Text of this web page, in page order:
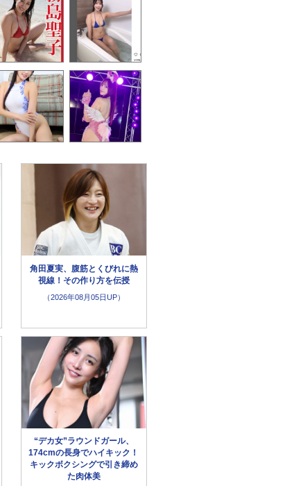
角田夏実、腹筋とくびれに熱
視線！その作り方を伝授
（2026年08月05日UP）
“デカ女”ラウンドガール、
174cmの長身でハイキック！
キックボクシングで引き締め
た肉体美